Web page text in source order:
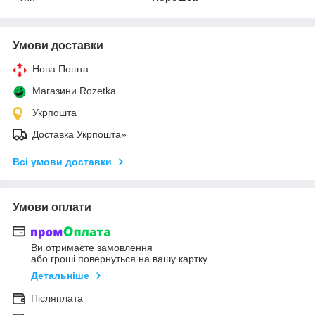
Умови доставки
Нова Пошта
Магазини Rozetka
Укрпошта
Доставка Укрпошта»
Всі умови доставки
Умови оплати
Ви отримаєте замовлення
або гроші повернуться на вашу картку
Детальніше
Післяплата